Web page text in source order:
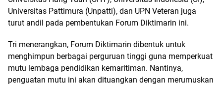
Universitas Pattimura (Unpatti), dan UPN Veteran juga
turut andil pada pembentukan Forum Diktimarin ini.
Tri menerangkan, Forum Diktimarin dibentuk untuk
menghimpun berbagai perguruan tinggi guna memperkuat
mutu lembaga pendidikan kemaritiman. Nantinya,
penguatan mutu ini akan dituangkan dengan merumuskan